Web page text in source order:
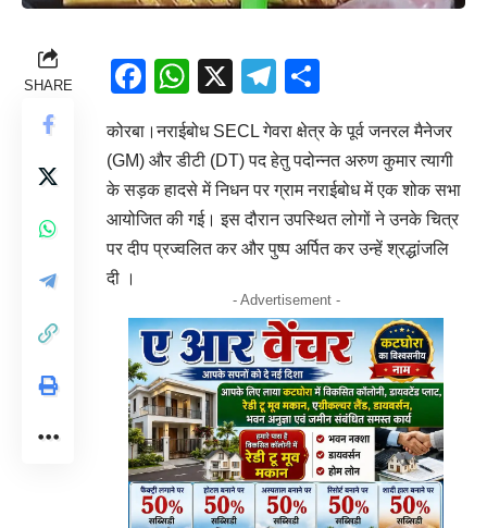
SHARE Facebook
WhatsApp
X Telegram
कोरबा।नराईबोध SECL गेवरा क्षेत्र के पूर्व जनरल मैनेजर
(GM) और डीटी (DT) पद हेतु पदोन्नत अरुण कुमार त्यागी
के सड़क हादसे में निधन पर ग्राम नराईबोध में एक शोक सभा
आयोजित की गई। इस दौरान उपस्थित लोगों ने उनके चित्र
पर दीप प्रज्वलित कर और पुष्प अर्पित कर उन्हें श्रद्धांजलि
दी ।
- Advertisement -